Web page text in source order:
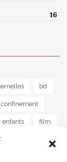
16
bd
confinement
enfants film
lapalud